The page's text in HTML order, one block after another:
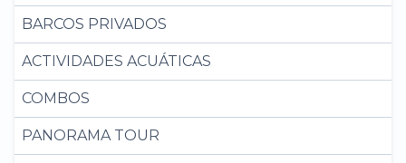
BARCOS PRIVADOS
ACTIVIDADES ACUÁTICAS
COMBOS
PANORAMA TOUR